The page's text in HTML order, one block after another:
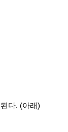
된다. (아래)